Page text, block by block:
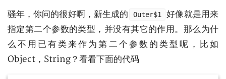
骚年，你问的很好啊，新生成的 Outer$1
好像就是用来
指定第二个参数的类型，并没有其它的作用。那么为什
么不用已有类来作为第二个参数的类型呢，比如
Object，String？看看下面的代码